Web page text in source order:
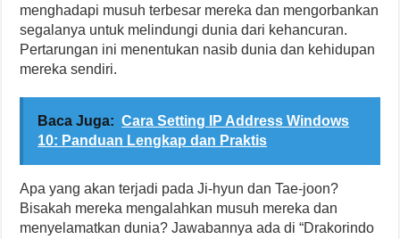
menghadapi musuh terbesar mereka dan mengorbankan
segalanya untuk melindungi dunia dari kehancuran.
Pertarungan ini menentukan nasib dunia dan kehidupan
mereka sendiri.
Baca Juga: Cara Setting IP Address Windows
10: Panduan Lengkap dan Praktis
Apa yang akan terjadi pada Ji-hyun dan Tae-joon?
Bisakah mereka mengalahkan musuh mereka dan
menyelamatkan dunia? Jawabannya ada di “Drakorindo